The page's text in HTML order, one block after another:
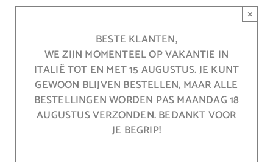
BESTE KLANTEN,
WE ZIJN MOMENTEEL OP VAKANTIE IN
ITALIË TOT EN MET 15 AUGUSTUS. JE KUNT
GEWOON BLIJVEN BESTELLEN, MAAR ALLE
BESTELLINGEN WORDEN PAS MAANDAG 18
AUGUSTUS VERZONDEN. BEDANKT VOOR
JE BEGRIP!
×